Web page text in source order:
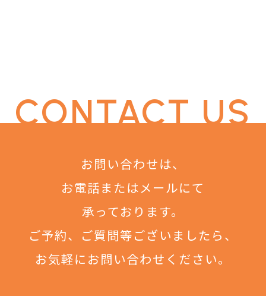
CONTACT US
お問い合わせは、
お電話またはメールにて
承っております。
ご予約、ご質問等ございましたら、
お気軽にお問い合わせください。